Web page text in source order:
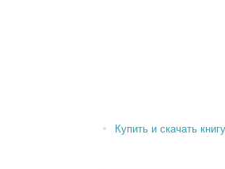
Купить и скачать